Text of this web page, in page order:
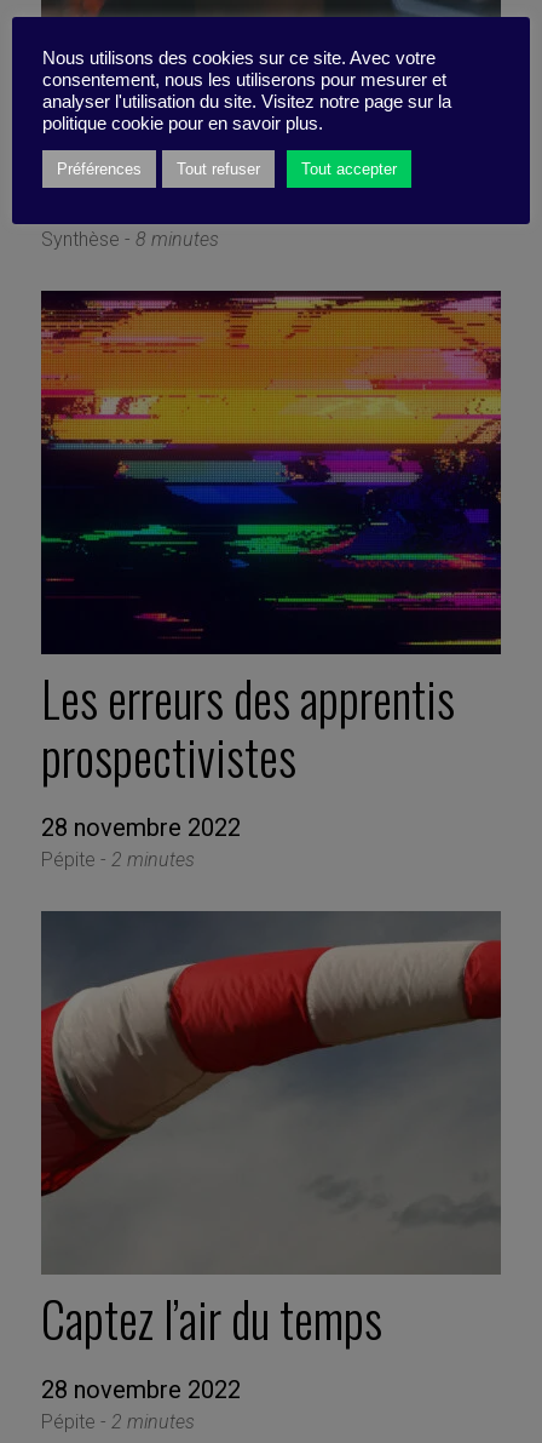
Préparez-vous à créer un
avenir meilleur
Synthèse - 8 minutes
Les erreurs des apprentis
prospectivistes
28 novembre 2022
Pépite - 2 minutes
Captez l’air du temps
28 novembre 2022
Pépite - 2 minutes
Nous utilisons des cookies sur ce site. Avec votre
consentement, nous les utiliserons pour mesurer et
analyser l'utilisation du site. Visitez notre page sur la
politique cookie pour en savoir plus.
Préférences Tout refuser Tout accepter